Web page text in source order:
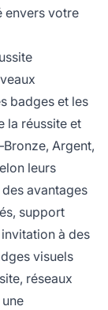
envers votre
badges et les
la réussite et
Argent,
leurs
avantages
support
à des
visuels
réseaux